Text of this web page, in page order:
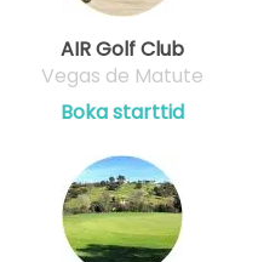
AIR Golf Club
Vegas de Matute
Boka starttid